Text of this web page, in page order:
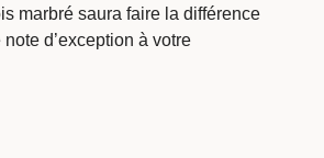
marbré saura faire la différence
d’exception à votre